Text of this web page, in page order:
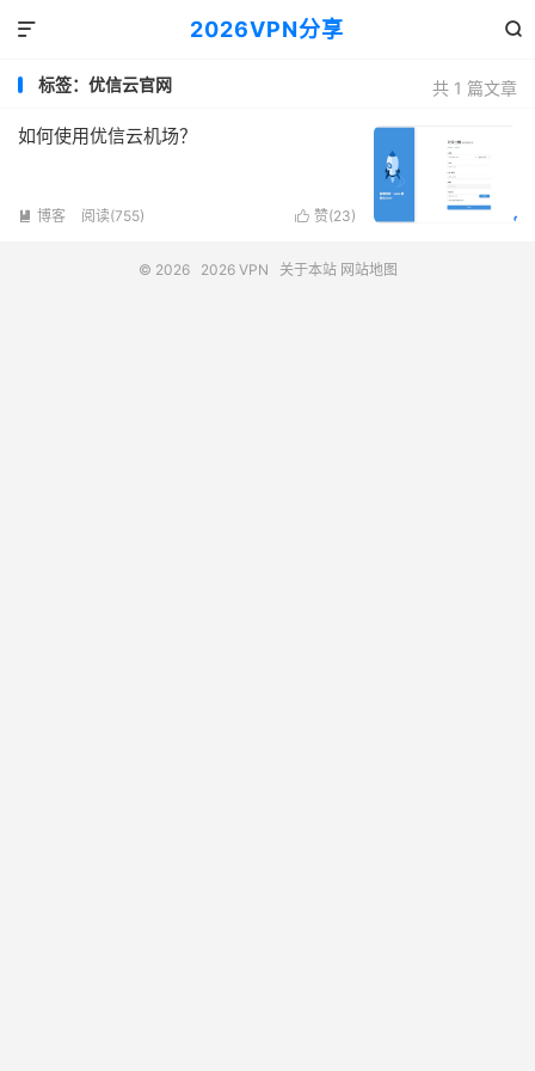
2026VPN分享 

共 1 篇文章
标签：优信云官网
如何使用优信云机场？
 赞(23)
 博客 阅读(755)
© 2026 2026 VPN 关于本站 网站地图